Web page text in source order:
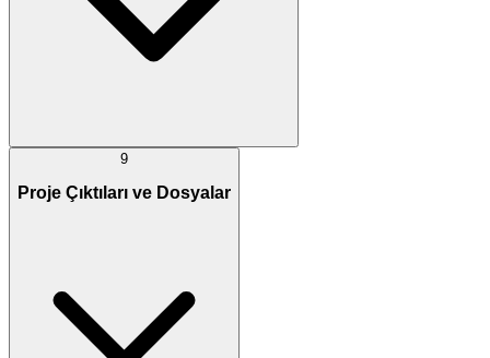
9
Proje Çıktıları ve Dosyalar